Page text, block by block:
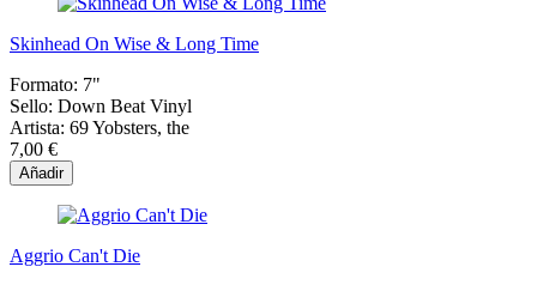
Skinhead On Wise & Long Time
Formato: 7"
Sello: Down Beat Vinyl
Artista: 69 Yobsters, the
7,00 €
Añadir
Aggrio Can't Die